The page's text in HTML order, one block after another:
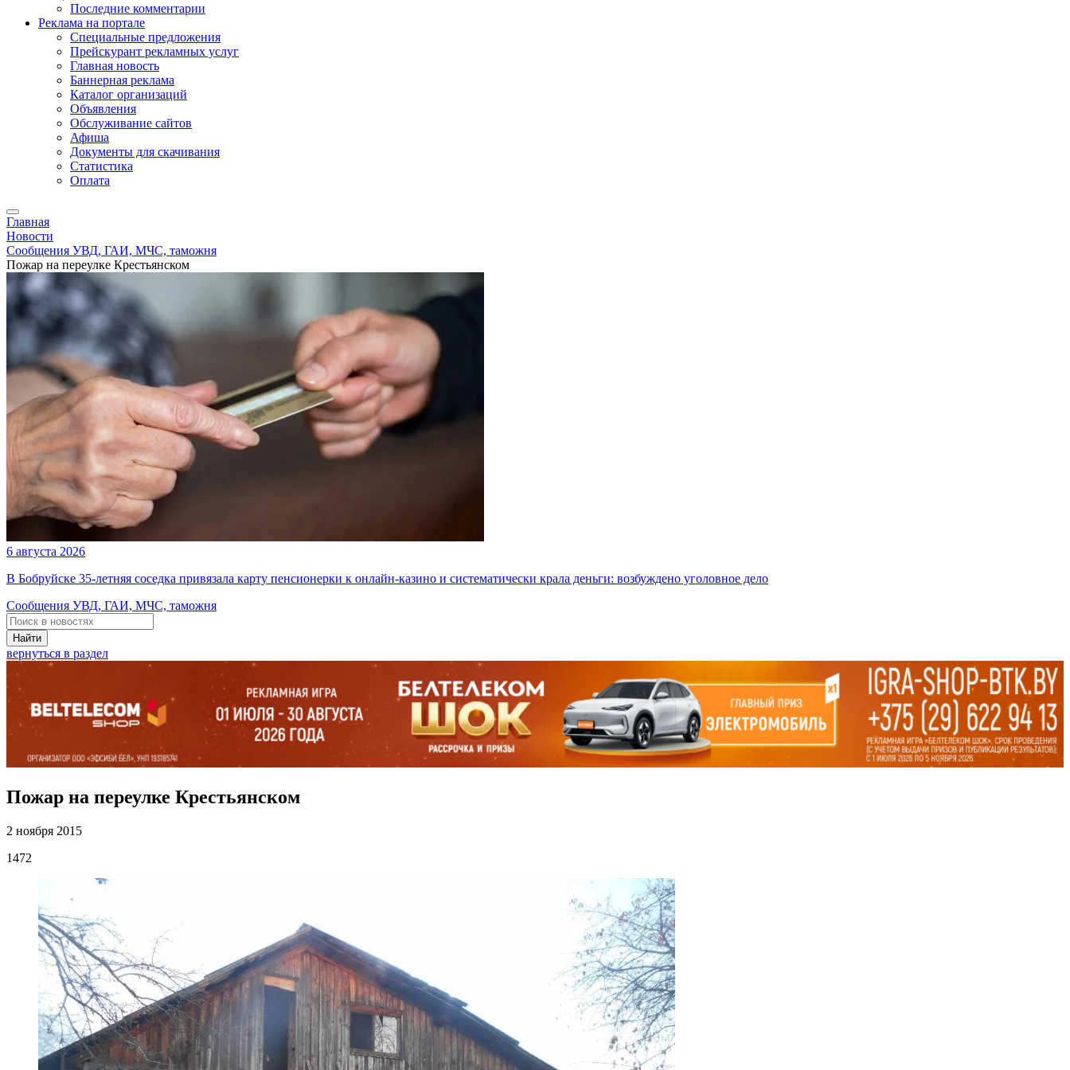
Последние комментарии
Реклама на портале
Специальные предложения
Прейскурант рекламных услуг
Главная новость
Баннерная реклама
Каталог организаций
Объявления
Обслуживание сайтов
Афиша
Документы для скачивания
Статистика
Оплата
Главная
Новости
Сообщения УВД, ГАИ, МЧС, таможня
Пожар на переулке Крестьянском
6 августа 2026
В Бобруйске 35-летняя соседка привязала карту пенсионерки к онлайн-казино и систематически крала деньги: возбуждено уголовное дело
Сообщения УВД, ГАИ, МЧС, таможня
Найти
вернуться в раздел
Пожар на переулке Крестьянском
2 ноября 2015
1472